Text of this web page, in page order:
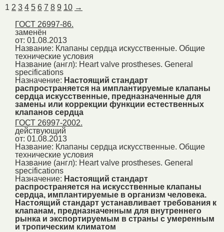
1 2 3 4 5 6 7 8 9 10 →
ГОСТ 26997-86.
заменён
от: 01.08.2013
Название: Клапаны сердца искусственные. Общие
технические условия
Название (англ): Heart valve prostheses. General
specifications
Назначение: Настоящий стандарт
распространяется на имплантируемые клапаны
сердца искусственные, предназначенные для
замены или коррекции функции естественных
клапанов сердца
ГОСТ 26997-2002.
действующий
от: 01.08.2013
Название: Клапаны сердца искусственные. Общие
технические условия
Название (англ): Heart valve prostheses. General
specifications
Назначение: Настоящий стандарт
распространяется на искусственные клапаны
сердца, имплантируемые в организм человека.
Настоящий стандарт устанавливает требования к
клапанам, предназначенным для внутреннего
рынка и экспортируемым в страны с умеренным
и тропическим климатом